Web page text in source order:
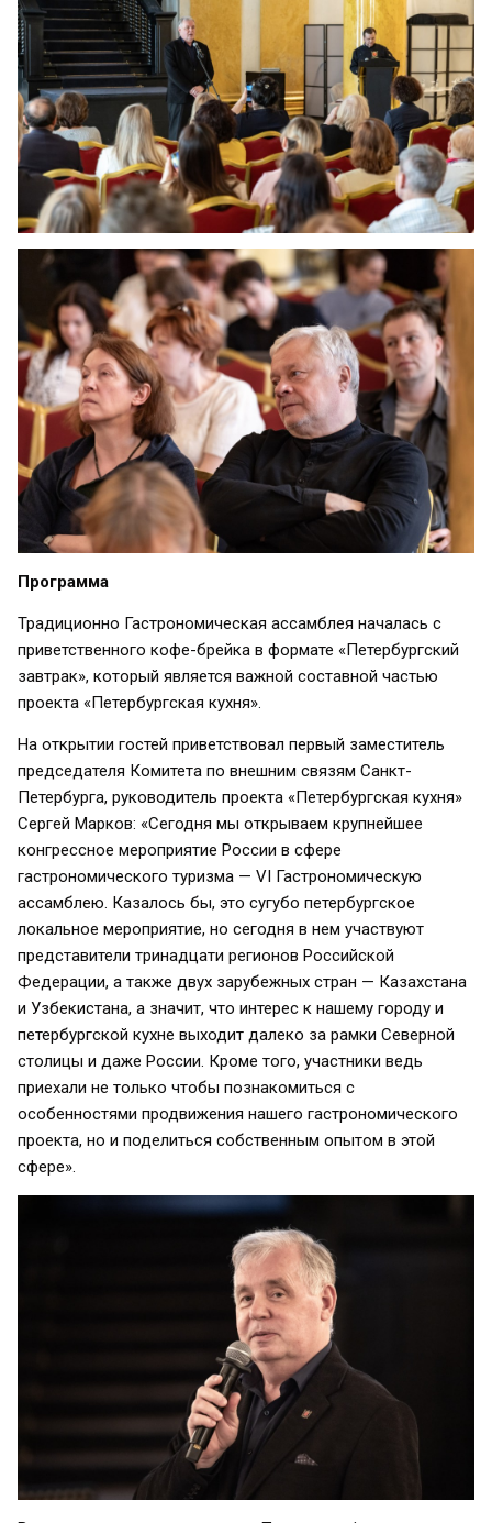
Программа
Традиционно Гастрономическая ассамблея началась с
приветственного кофе-брейка в формате «Петербургский
завтрак», который является важной составной частью
проекта «Петербургская кухня».
На открытии гостей приветствовал первый заместитель
председателя Комитета по внешним связям Санкт-
Петербурга, руководитель проекта «Петербургская кухня»
Сергей Марков: «Сегодня мы открываем крупнейшее
конгрессное мероприятие России в сфере
гастрономического туризма — VI Гастрономическую
ассамблею. Казалось бы, это сугубо петербургское
локальное мероприятие, но сегодня в нем участвуют
представители тринадцати регионов Российской
Федерации, а также двух зарубежных стран — Казахстана
и Узбекистана, а значит, что интерес к нашему городу и
петербургской кухне выходит далеко за рамки Северной
столицы и даже России. Кроме того, участники ведь
приехали не только чтобы познакомиться с
особенностями продвижения нашего гастрономического
проекта, но и поделиться собственным опытом в этой
сфере».